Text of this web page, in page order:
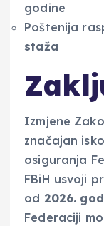
godine
Poštenija
staža
Izmjene
značajan
osiguranja
FBiH usvoji
od 2026.
Federaciji